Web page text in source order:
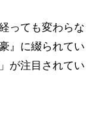
っても変わらな
』に綴られてい
が注目されてい